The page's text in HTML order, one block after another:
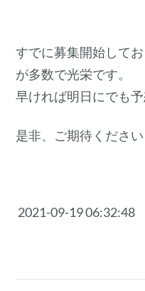
すでに募集開始して
が多数で光栄です。
早ければ明日にでも予
是非、ご期待ください
2021-09-19 06:32:48